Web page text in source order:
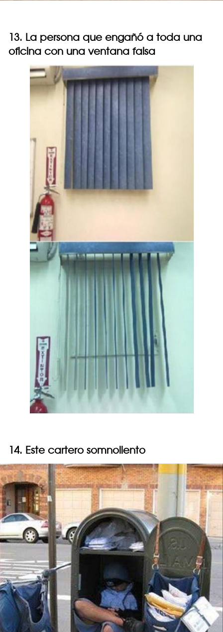
13. La persona que engañó a toda una
oficina con una ventana falsa
14. Este cartero somnoliento